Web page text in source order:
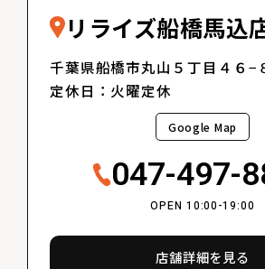
リライズ船橋馬込
千葉県船橋市丸山５丁目４６−
定休日：火曜定休
Google Map
047-497-
OPEN 10:00-19:00
店舗詳細を見る